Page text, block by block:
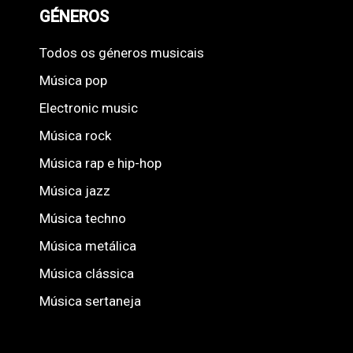
GÉNEROS
Todos os géneros musicais
Música pop
Electronic music
Música rock
Música rap e hip-hop
Música jazz
Música techno
Música metálica
Música clássica
Música sertaneja